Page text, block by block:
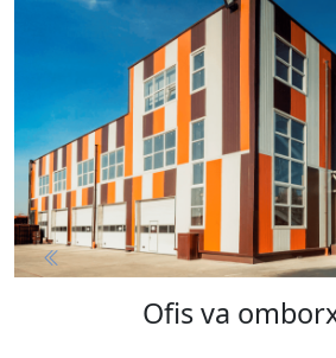
Ofis va
Previous